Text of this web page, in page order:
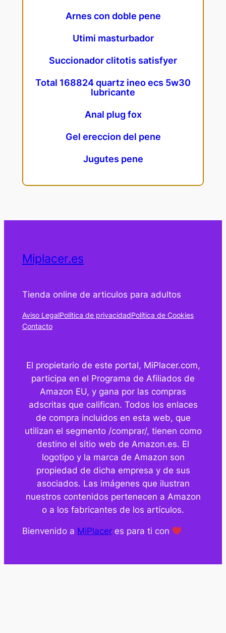
Arnes con doble pene
Utimi masturbador
Succionador clitotis satisfyer
Total 168824 quartz ineo ecs 5w30
lubricante
Anal plug fox
Gel ereccion del pene
Jugutes pene
Miplacer.es
Tienda online de articulos para adultos
Aviso LegalPolítica de privacidadPolítica de Cookies
Contacto
El propietario de este portal, MiPlacer.com,
participa en el Programa de Afiliados de
Amazon EU, y gana por las compras
adscritas que califican. Todos los enlaces
de compra incluidos en esta web, que
utilizan el segmento /comprar/, tienen como
destino el sitio web de Amazon.es. El
logotipo y la marca de Amazon son
propiedad de dicha empresa y de sus
asociados. Las imágenes que ilustran
nuestros contenidos pertenecen a Amazon
o a los fabricantes de los artículos.
Bienvenido a MiPlaceres para ti con